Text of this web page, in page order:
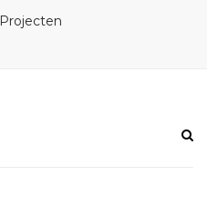
Projecten